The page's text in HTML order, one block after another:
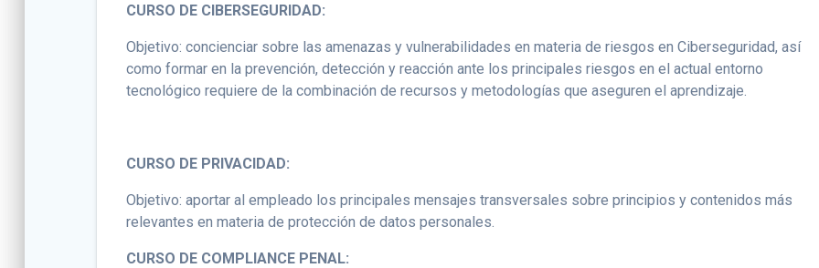
CURSO DE CIBERSEGURIDAD:
Objetivo: concienciar sobre las amenazas y vulnerabilidades en materia de riesgos en Ciberseguridad, así
como formar en la prevención, detección y reacción ante los principales riesgos en el actual entorno
tecnológico requiere de la combinación de recursos y metodologías que aseguren el aprendizaje.
CURSO DE PRIVACIDAD:
Objetivo: aportar al empleado los principales mensajes transversales sobre principios y contenidos más
relevantes en materia de protección de datos personales.
CURSO DE COMPLIANCE PENAL: